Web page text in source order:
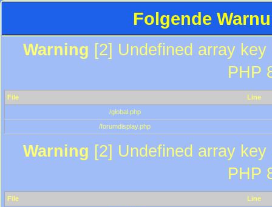
Folgende
Warning [2] Undefined array
PHP
File
Line
/global.php
/forumdisplay.php
Warning [2] Undefined array
PHP
File
Line